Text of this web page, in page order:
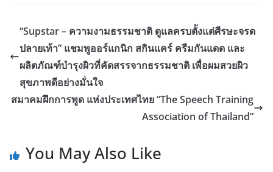
“Supstar – ความงามธรรมชาติ ดูแลครบตั้งแต่ศีรษะจรด
ปลายเท้า” แชมพูออร์แกนิก สกินแคร์ ครีมกันแดด และ
ผลิตภัณฑ์บำรุงผิวที่คัดสรรจากธรรมชาติ เพื่อผมสวยผิว
สุขภาพดีอย่างมั่นใจ
สมาคมฝึกการพูด แห่งประเทศไทย “The Speech Training
Association of Thailand”
You May Also Like